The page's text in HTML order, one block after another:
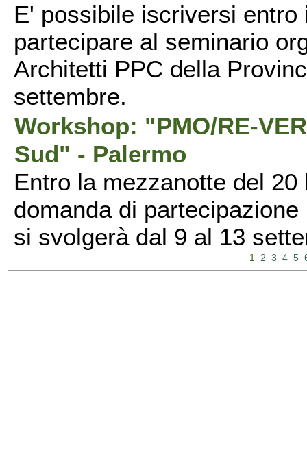
E' possibile iscriversi
partecipare al seminario
Architetti PPC della
settembre.
Workshop: "PMO/RE-
Sud" - Palermo
Entro la mezzanotte del
domanda di
si svolgerà dal 9 al 13
1 2 3 4 5